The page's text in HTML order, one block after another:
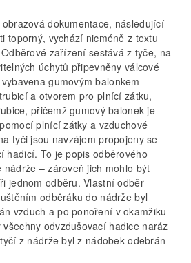
dokumentace, následující
toporný, vychází nicméně z textu
zařízení sestává z tyče, na
úchytů připevněny válcové
gumovým balonkem
a otvorem pro plnící zátku,
přičemž gumový balonek je
plnící zátky a vzduchové
tyči jsou navzájem propojeny se
hadicí. To je popis odběrového
– zároveň jich mohlo být
jednom odběru. Vlastní odběr
odběráku do nádrže byl
vzduch a po ponoření v okamžiku
odvzdušovací hadice naráz
z nádrže byl z nádobek odebrán